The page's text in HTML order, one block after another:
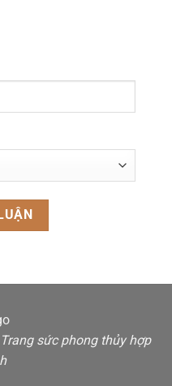
sức phong thủy hợp